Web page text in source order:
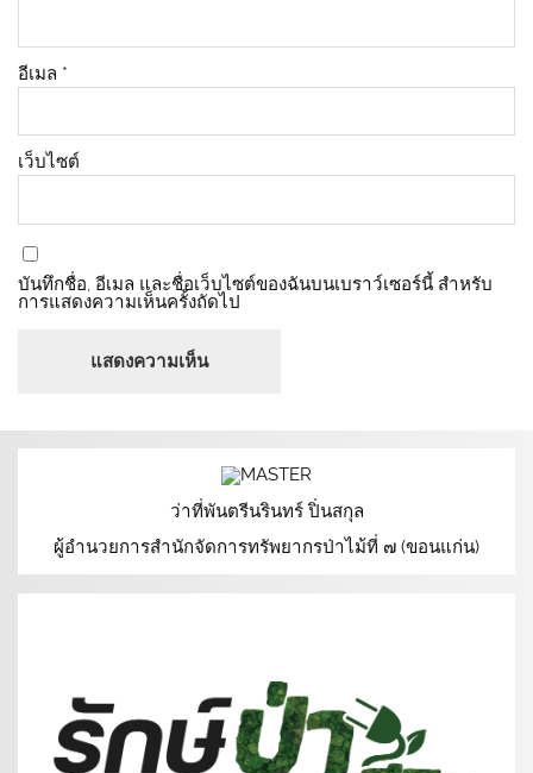
อีเมล *
เว็บไซต์
บันทึกชื่อ, อีเมล และชื่อเว็บไซต์ของฉันบนเบราว์เซอร์นี้ สำหรับ
การแสดงความเห็นครั้งถัดไป
ว่าที่พันตรีนรินทร์ ปิ่นสกุล
ผู้อำนวยการสำนักจัดการทรัพยากรป่าไม้ที่ ๗ (ขอนแก่น)